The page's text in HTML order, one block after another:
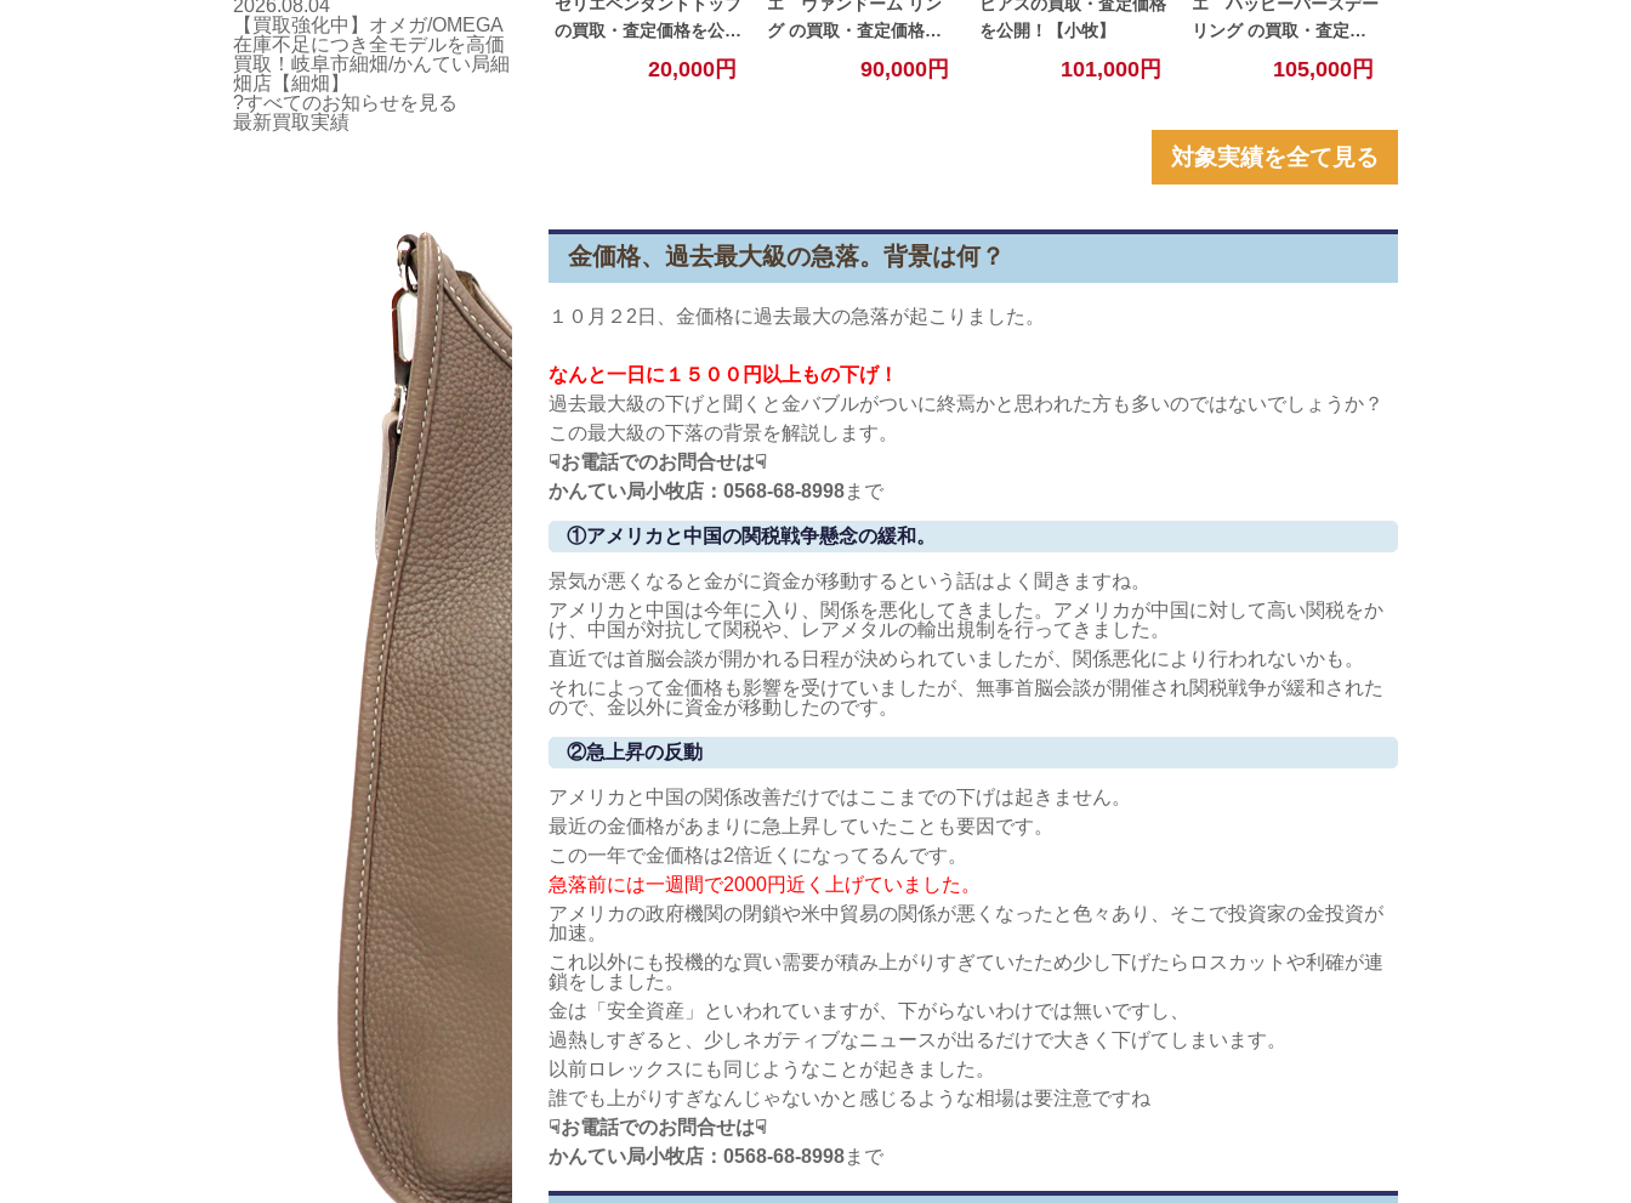
の買取・査定価格を公
20,000円
グ の買取・査定価格を
90,000円
を公開！【小牧】
101,000円
リング の買取・査定価
105,000円
対象実績を全て見る
金価格、過去最大級の急落。背景は何？
１０月２2日、金価格に過去最大の急落が起こりました。
なんと一日に１５００円以上もの下げ！
過去最大級の下げと聞くと金バブルがついに終焉かと思われた方も多いのではないでしょうか？
この最大級の下落の背景を解説します。
☟お電話でのお問合せは☟
かんてい局小牧店：0568-68-8998まで
①アメリカと中国の関税戦争懸念の緩和。
景気が悪くなると金がに資金が移動するという話はよく聞きますね。
アメリカと中国は今年に入り、関係を悪化してきました。アメリカが中国に対して高い関税をか
け、中国が対抗して関税や、レアメタルの輸出規制を行ってきました。
直近では首脳会談が開かれる日程が決められていましたが、関係悪化により行われないかも。
それによって金価格も影響を受けていましたが、無事首脳会談が開催され関税戦争が緩和された
ので、金以外に資金が移動したのです。
②急上昇の反動
アメリカと中国の関係改善だけではここまでの下げは起きません。
最近の金価格があまりに急上昇していたことも要因です。
この一年で金価格は2倍近くになってるんです。
急落前には一週間で2000円近く上げていました。
アメリカの政府機関の閉鎖や米中貿易の関係が悪くなったと色々あり、そこで投資家の金投資が
加速。
これ以外にも投機的な買い需要が積み上がりすぎていたため少し下げたらロスカットや利確が連
鎖をしました。
金は「安全資産」といわれていますが、下がらないわけでは無いですし、
過熱しすぎると、少しネガティブなニュースが出るだけで大きく下げてしまいます。
以前ロレックスにも同じようなことが起きました。
誰でも上がりすぎなんじゃないかと感じるような相場は要注意ですね
☟お電話でのお問合せは☟
かんてい局小牧店：0568-68-8998まで
2026.08.04
【買取強化中】オメガ/OMEGA
在庫不足につき全モデルを高価
買取！岐阜市細畑/かんてい局細
畑店【細畑】
?すべてのお知らせを見る
最新買取実績